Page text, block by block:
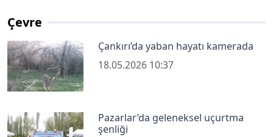
Çevre
Çankırı’da yaban hayatı kamerada
18.05.2026 10:37
Pazarlar’da geleneksel uçurtma
şenliği